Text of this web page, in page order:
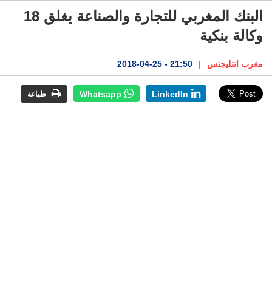
البنك المغربي للتجارة والصناعة يغلق 18
وكالة بنكية
مغرب انتليجنس |
21:50 - 2018-04-25
LinkedIn
Whatsapp طباعة